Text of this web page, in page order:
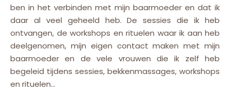
ben in het verbinden met mijn baarmoeder en dat ik
daar al veel geheeld heb. De sessies die ik heb
ontvangen, de workshops en rituelen waar ik aan heb
deelgenomen, mijn eigen contact maken met mijn
baarmoeder en de vele vrouwen die ik zelf heb
begeleid tijdens sessies, bekkenmassages, workshops
en rituelen…